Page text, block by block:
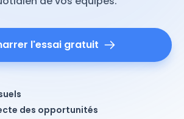
l'essai gratuit
des opportunités